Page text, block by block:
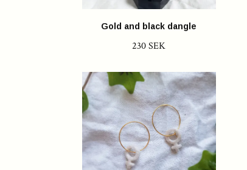
Gold and black dangle
230 SEK